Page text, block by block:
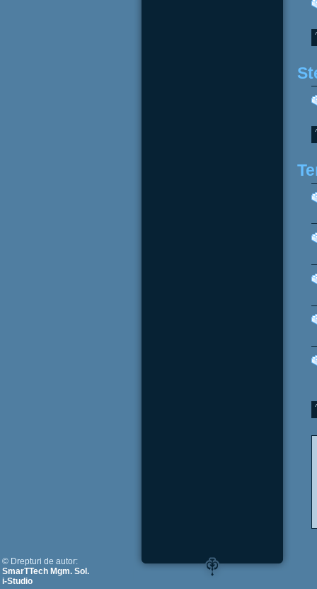
© Drepturi de autor:
SmarTTech Mgm. Sol.
i-Studio